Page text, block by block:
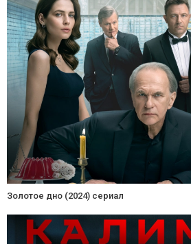
Золотое дно (2024) сериал